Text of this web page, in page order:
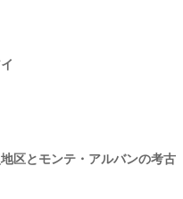
区とモンテ・アルバンの考古